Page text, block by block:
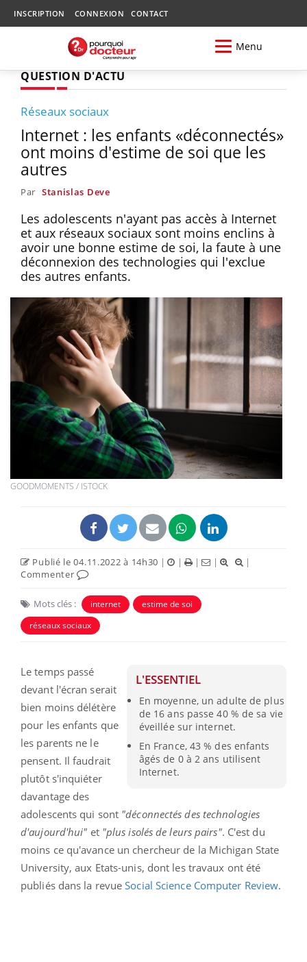
INSCRIPTION CONNEXION CONTACT
Menu
QUESTION D'ACTU
Réseaux sociaux
Internet : les enfants «déconnectés»
ont moins d'estime de soi que les
autres
Par Stanislas Deve
Les adolescents n'ayant pas accès à Internet
et aux réseaux sociaux sont moins enclins à
avoir une bonne estime de soi, la faute à une
déconnexion des technologies qui l'exclue
des autres enfants.
GOODMOMENTS / ISTOCK
Publié le 04.11.2022 à 14h30 | | | |
|
Commenter
Mots clés : internet
estime de soi
réseaux sociaux
L'ESSENTIEL
En moyenne, un adulte de plus
de 16 ans passe 40 % de sa vie
éveillée sur internet.
En France, 43 % des enfants
âgés de 0 à 2 ans utilisent
Internet.
Le temps passé
devant l'écran serait
bien moins délétère
pour les enfants que
les parents ne le
pensent. Il faudrait
plutôt s'inquiéter
davantage des
adolescents qui sont "déconnectés des technologies
d'aujourd'hui" et"plus isolés de leurs pairs". C'est du
moins ce qu'avance un chercheur de la Michigan State
University, aux Etats-unis, dont les travaux ont été
publiés dans la revueSocial Science Computer Review.